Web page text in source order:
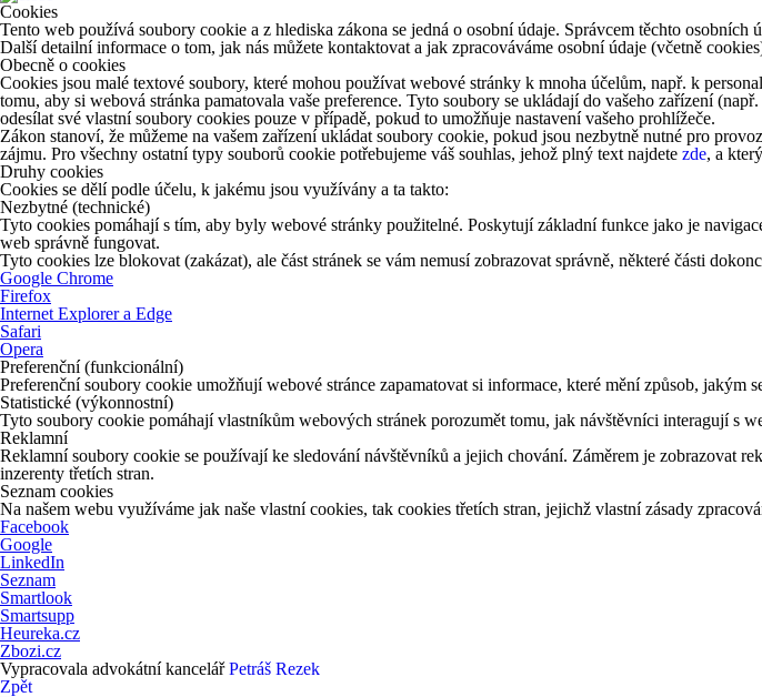
Cookies
Tento web používá soubory cookie a z hlediska zákona se jedná o osobní údaje. Správcem těchto
Další detailní informace o tom, jak nás můžete kontaktovat a jak zpracováváme osobní údaje (včetně
Obecně o cookies
Cookies jsou malé textové soubory, které mohou používat webové stránky k mnoha účelům, např. k
tomu, aby si webová stránka pamatovala vaše preference. Tyto soubory se ukládají do vašeho zařízení
odesílat své vlastní soubory cookies pouze v případě, pokud to umožňuje nastavení vašeho prohlížeče.
Zákon stanoví, že můžeme na vašem zařízení ukládat soubory cookie, pokud jsou nezbytně nutné pro
zájmu. Pro všechny ostatní typy souborů cookie potřebujeme váš souhlas, jehož plný text najdete zde, a
Druhy cookies
Cookies se dělí podle účelu, k jakému jsou využívány a ta takto:
Nezbytné (technické)
Tyto cookies pomáhají s tím, aby byly webové stránky použitelné. Poskytují základní funkce jako je
web správně fungovat.
Tyto cookies lze blokovat (zakázat), ale část stránek se vám nemusí zobrazovat správně, některé části
Google Chrome
Firefox
Internet Explorer a Edge
Safari
Opera
Preferenční (funkcionální)
Preferenční soubory cookie umožňují webové stránce zapamatovat si informace, které mění způsob,
Statistické (výkonnostní)
Tyto soubory cookie pomáhají vlastníkům webových stránek porozumět tomu, jak návštěvníci interagují s
Reklamní
Reklamní soubory cookie se používají ke sledování návštěvníků a jejich chování. Záměrem je zobrazovat
inzerenty třetích stran.
Seznam cookies
Na našem webu využíváme jak naše vlastní cookies, tak cookies třetích stran, jejichž vlastní zásady
Facebook
Google
LinkedIn
Seznam
Smartlook
Smartsupp
Heureka.cz
Zbozi.cz
Vypracovala advokátní kancelářPetráš Rezek
Zpět